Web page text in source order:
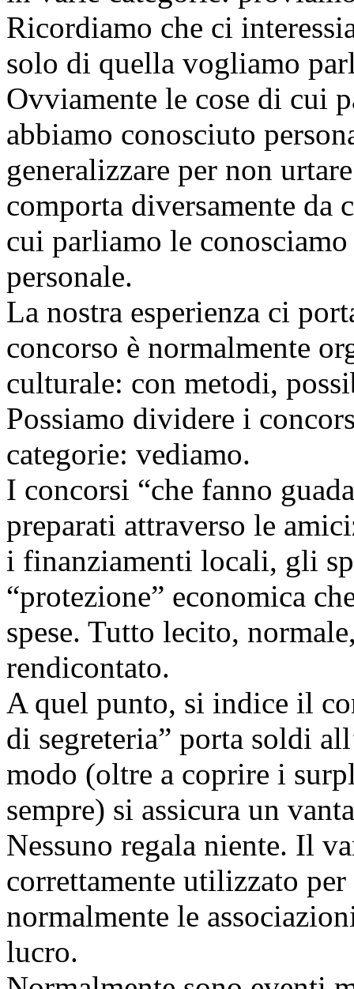
Ricordiamo che ci
solo di quella vogliamo
Ovviamente le cose di cui
abbiamo conosciuto
generalizzare per non
comporta diversamente da
cui parliamo le conosciamo
personale.
La nostra esperienza ci
concorso è normalmente
culturale: con metodi,
Possiamo dividere i
categorie: vediamo.
I concorsi “che fanno
preparati attraverso le
i finanziamenti locali, gli
“protezione” economica
spese. Tutto lecito,
rendicontato.
A quel punto, si indice il
di segreteria” porta soldi
modo (oltre a coprire i
sempre) si assicura un
Nessuno regala niente. Il
correttamente utilizzato
normalmente le
lucro.